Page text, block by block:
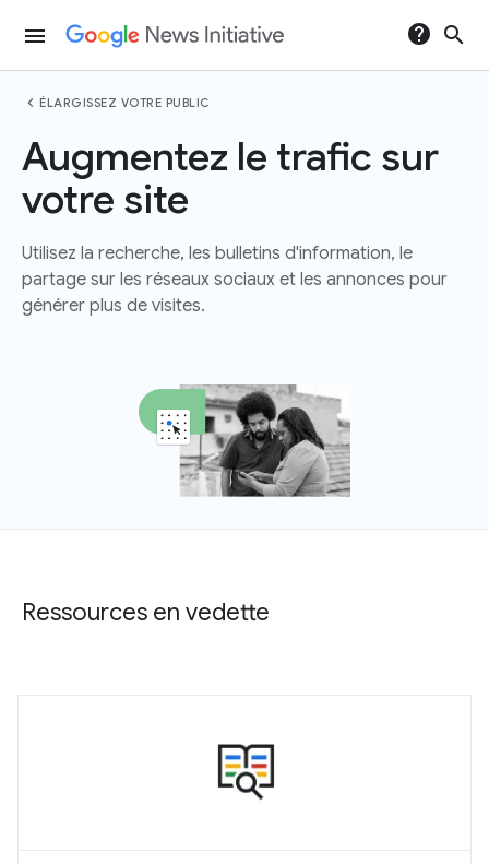
menu help search
chevron_left ÉLARGISSEZ VOTRE PUBLIC
Augmentez le trafic sur
votre site
Utilisez la recherche, les bulletins d'information, le
partage sur les réseaux sociaux et les annonces pour
générer plus de visites.
Ressources en vedette